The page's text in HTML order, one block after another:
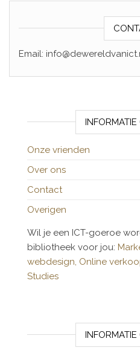
Email:
Onze vrienden
Over ons
Contact
Overigen
Wil je een ICT-goeroe
bibliotheek voor jou:
webdesign, Online
Studies